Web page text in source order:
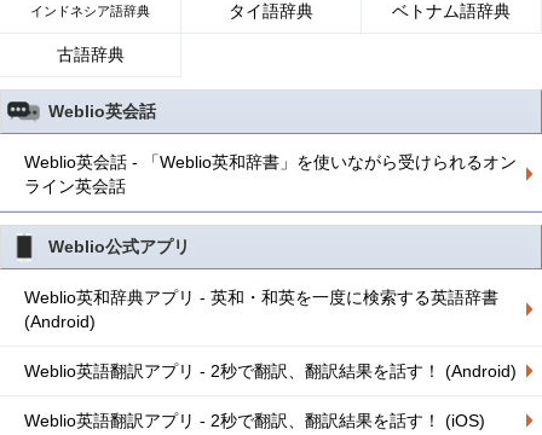
インドネシア語辞典 タイ語辞典 ベトナム語辞典
古語辞典
Weblio英会話
Weblio英会話 - 「Weblio英和辞書」を使いながら受けられるオン
ライン英会話
Weblio公式アプリ
Weblio英和辞典アプリ - 英和・和英を一度に検索する英語辞書
(Android)
Weblio英語翻訳アプリ - 2秒で翻訳、翻訳結果を話す！ (Android)
Weblio英語翻訳アプリ - 2秒で翻訳、翻訳結果を話す！ (iOS)